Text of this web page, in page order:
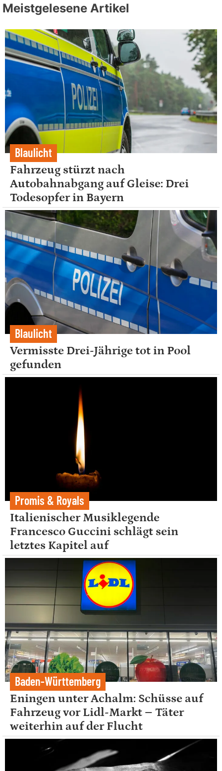
Meistgelesene Artikel
Blaulicht
Fahrzeug stürzt nach
Autobahnabgang auf Gleise: Drei
Todesopfer in Bayern
Blaulicht
Vermisste Drei-Jährige tot in Pool
gefunden
Promis & Royals
Italienischer Musiklegende
Francesco Guccini schlägt sein
letztes Kapitel auf
Baden-Württemberg
Eningen unter Achalm: Schüsse auf
Fahrzeug vor Lidl-Markt – Täter
weiterhin auf der Flucht